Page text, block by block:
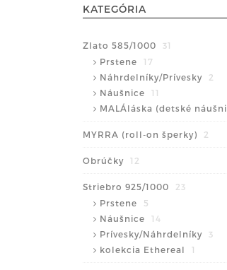
KATEGÓRIA
Zlato 585/1000
31
Prstene
17
Náhrdelníky/Prívesky
2
Náušnice
11
MALÁláska (detské
MYRRA (roll-on šperky) 2
Obrúčky 12
Striebro 925/1000
23
Prstene
5
Náušnice
14
Prívesky/Náhrdelníky
3
kolekcia Ethereal
1